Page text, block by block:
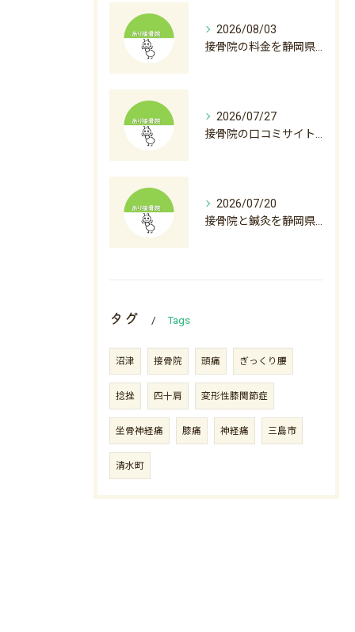
2026/08/03
2026/07/27
2026/07/20
タグ Tags
沼津 接骨院 頭痛 ぎっくり腰
捻挫 四十肩 変形性膝関節症
坐骨神経痛 膝痛 神経痛 三島市
清水町